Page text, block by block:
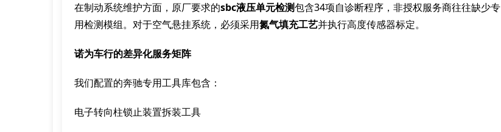
在制动系统维护方面，原厂要求的sbc液压单元检测包含34项自诊断程序，非授权服务商往往缺少专
用检测模组。对于空气悬挂系统，必须采用氮气填充工艺并执行高度传感器标定。
诺为车行的差异化服务矩阵
我们配置的奔驰专用工具库包含：
电子转向柱锁止装置拆装工具